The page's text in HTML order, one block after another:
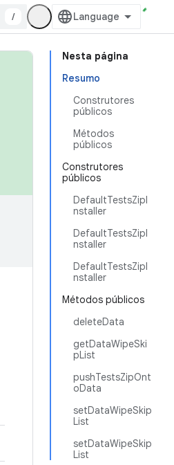
/
Nesta página
Resumo
Construtores
públicos
Métodos
públicos
Construtores
públicos
DefaultTestsZipI
nstaller
DefaultTestsZipI
nstaller
DefaultTestsZipI
nstaller
Métodos públicos
deleteData
getDataWipeSki
pList
pushTestsZipOnt
oData
setDataWipeSkip
List
setDataWipeSkip
List